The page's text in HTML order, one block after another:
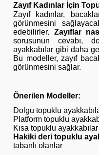
Zayıf Kadınlar İçin
Zayıf kadınlar,
görünmesini
edebilirler. Zayıflar
sorusunun cevabı,
ayakkabılar gibi daha
Bu modeller, zayıf
görünmesini sağlar.
Önerilen Modeller:
Dolgu topuklu
Platform topuklu
Kısa topuklu ayakkabılar
Hakiki deri topuklu
tabanlı olanlar